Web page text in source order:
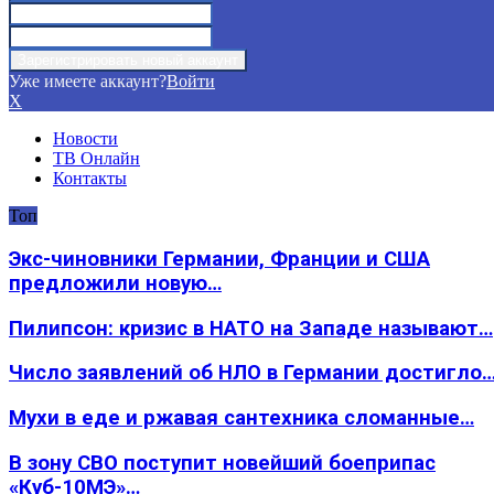
Уже имеете аккаунт?Войти
X
Новости
ТВ Онлайн
Контакты
Топ
Экс-чиновники Германии, Франции и США
предложили новую…
Пилипсон: кризис в НАТО на Западе называют…
Число заявлений об НЛО в Германии
Мухи в еде и ржавая сантехника сломанные…
В зону СВО поступит новейший боеприпас
«Куб-10МЭ»…